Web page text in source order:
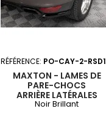
RÉFÉRENCE: PO-CAY-2-
MAXTON - LAMES DE
PARE-CHOCS
ARRIÈRE LATÉRALES
PORSCHE CAYENNE
Noir Brillant